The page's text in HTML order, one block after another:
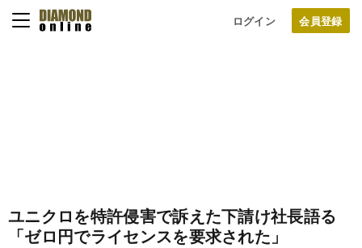
ログイン
ユニクロを特許侵害で訴えた下請け社長語る
「ゼロ円でライセンスを要求された」